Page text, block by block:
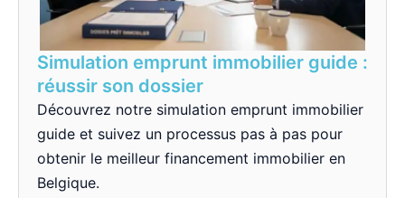
Simulation emprunt immobilier guide :
réussir son dossier
Découvrez notre simulation emprunt immobilier
guide et suivez un processus pas à pas pour
obtenir le meilleur financement immobilier en
Belgique.